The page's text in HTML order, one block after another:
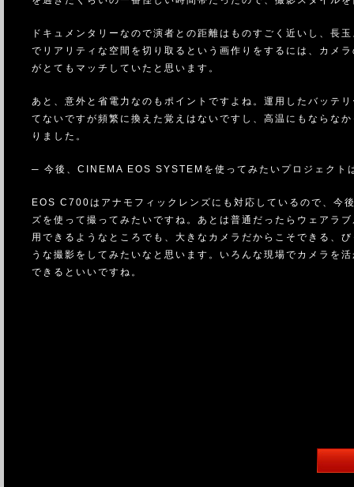
ドキュメンタリーなので演者との距離はものすごく近いし、長
でリアリティな空間を切り取るという画作りをするには、カメ
がとてもマッチしていたと思います。
あと、意外と省電力なのもポイントですよね。運用したバッテ
てないですが頻繁に換えた覚えはないですし、高温にもならな
りました。
─ 今後、CINEMA EOS SYSTEMを使ってみたいプロジェクト
EOS C700はアナモフィックレンズにも対応しているので、今
ズを使って撮ってみたいですね。あとは普通だったらウェアラ
用できるようなところでも、大きなカメラだからこそできる、
うな撮影をしてみたいなと思います。いろんな現場でカメラを
できるといいですね。